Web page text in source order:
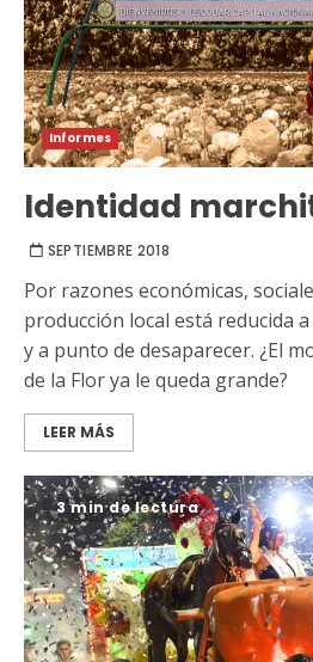
Informes
Identidad
SEPTIEMBRE 2018
Por razones económicas,
producción local está reducida
y a punto de desaparecer. ¿El
de la Flor ya le queda grande?
LEER MÁS
3 min de lectura